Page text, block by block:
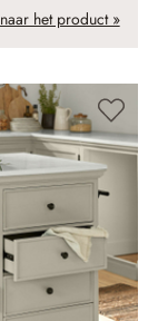
naar het product »